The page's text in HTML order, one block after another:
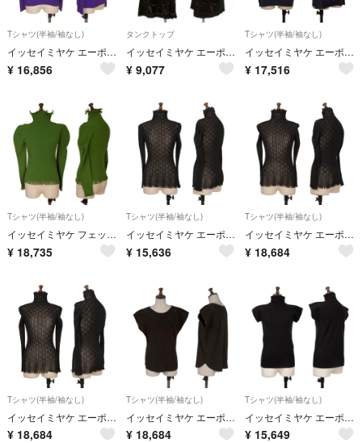
Tシャツ(半袖/袖なし)
イッセイミヤケ エーポックISSEY MIYAKE A-POC ストレッチカットソー 紫M位
¥ 16,856
タンクトップ
イッセイミヤケ エーポックISSEY MIYAKE A-POC ジオメトリックプリントノースリーブ 黒M位
¥ 9,077
Tシャツ(半袖/袖なし)
イッセイミヤケ エーポックISSEY MIYAKE A-POC INSIDE カッティングハイネックカットソー 紺2
¥ 17,516
Tシャツ(半袖/袖なし)
イッセイミヤケ フェットISSEY MIYAKE FETE A-POC INSIDE フリンジカッティングハイネックカットソー 緑2
¥ 18,735
Tシャツ(半袖/袖なし)
イッセイミヤケ エーポック インサイドISSEY MIYAKE A-POC INSIDE ストレッチメッシュカッティングデザインカットソー 黒M位
¥ 15,636
Tシャツ(半袖/袖なし)
イッセイミヤケ エーポック インサイドISSEY MIYAKE A-POC INSIDE ストレッチメッシュカッティングデザインカットソー 黒2
¥ 18,684
Tシャツ(半袖/袖なし)
イッセイミヤケ エーポック インサイドISSEY MIYAKE A-POC INSIDE ストレッチメッシュカッティングデザインカットソー 黒2
¥ 18,684
Tシャツ(半袖/袖なし)
イッセイミヤケ エーポック インサイドISSEY MIYAKE A-POC INSIDE カッティングデザインノースリーブカットソー 黒2
¥ 18,684
Tシャツ(半袖/袖なし)
イッセイミヤケ エーポック インサイドISSEY MIYAKE A-POC INSIDE 裁ち切りデザインストレッチハイネックトップス 黒2
¥ 15,649